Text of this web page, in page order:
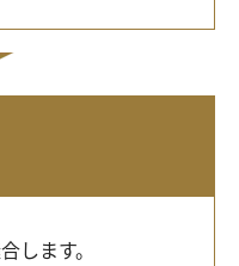
します。